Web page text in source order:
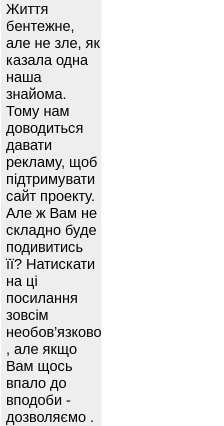
Життя
бентежне,
але не зле, як
казала одна
наша
знайома.
Тому нам
доводиться
давати
рекламу, щоб
підтримувати
сайт проекту.
Але ж Вам не
складно буде
подивитись
її? Натискати
на ці
посилання
зовсім
необов’язково
, але якщо
Вам щось
впало до
вподоби -
дозволяємо .